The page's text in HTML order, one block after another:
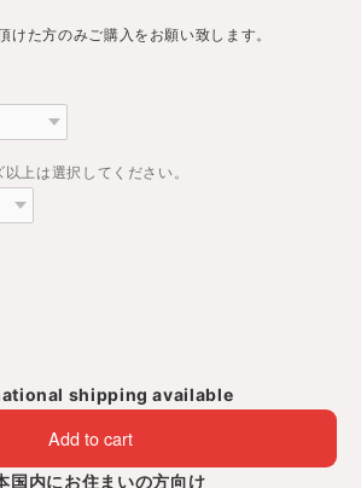
けた方のみご購入をお願い致します。
上は選択してください。
shipping available
Add to cart
国内にお住まいの方向け